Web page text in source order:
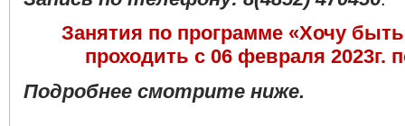
Занятия по программе «Хочу
проходить с 06 февраля 2023г.
Подробнее смотрите ниже.